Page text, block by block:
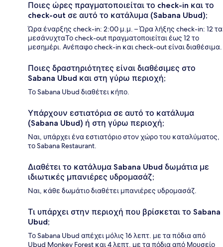
Ποιες ώρες πραγματοποιείται το check-in και το
check-out σε αυτό το κατάλυμα (Sabana Ubud);
Ώρα έναρξης check-in: 2:00 μ.μ. – Ώρα λήξης check-in: 12 τα
μεσάνυχταΤο check-out πραγματοποιείται έως 12 το
μεσημέρι. Ανέπαφο check-in και check-out είναι διαθέσιμα.
Ποιες δραστηριότητες είναι διαθέσιμες στο
Sabana Ubud και στη γύρω περιοχή;
Το Sabana Ubud διαθέτει κήπο.
Υπάρχουν εστιατόρια σε αυτό το κατάλυμα
(Sabana Ubud) ή στη γύρω περιοχή;
Ναι, υπάρχει ένα εστιατόριο στον χώρο του καταλύματος,
το Sabana Restaurant.
Διαθέτει το κατάλυμα Sabana Ubud δωμάτια με
ιδιωτικές μπανιέρες υδρομασάζ;
Ναι, κάθε δωμάτιο διαθέτει μπανιέρες υδρομασάζ.
Τι υπάρχει στην περιοχή που βρίσκεται το Sabana
Ubud;
Το Sabana Ubud απέχει μόλις 16 λεπτ. με τα πόδια από
Ubud Monkey Forest και 4 λεπτ. με τα πόδια από Μουσείο